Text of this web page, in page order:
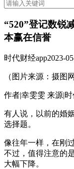
“520”登记数锐
本赢在信誉
时代财经app2023-
（图片来源：摄图网
作者|幸雯雯 来源|
有人说，以前的婚
选择题。
像往年一样，在刚
不过，值得注意的
大幅下降。